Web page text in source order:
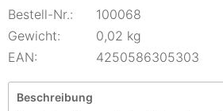
Bestell-Nr.:
100068
Gewicht:
0,02 kg
EAN:
4250586305303
Beschreibung